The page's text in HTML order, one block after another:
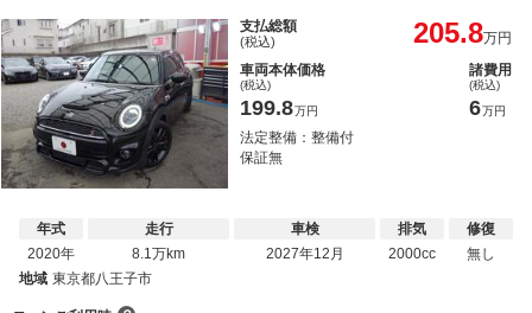
支払総額
(税込) 205.8万円
車両本体価格
(税込)
199.8万円
諸費用
(税込)
6万円
法定整備：整備付
保証無
年式
2020年
走行
8.1万km
車検
2027年12月
排気
2000cc
修復
無し
地域 東京都八王子市